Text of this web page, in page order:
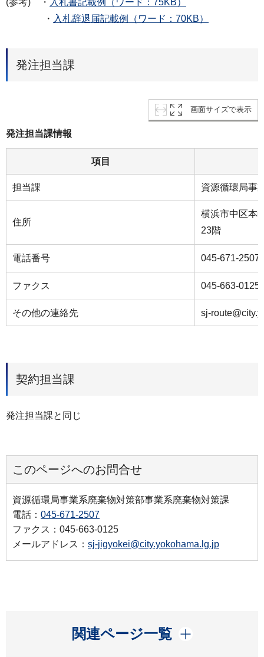
・ 入札辞退届記載例（ワード：70KB）
発注担当課
画面サイズで表示
発注担当課情報
項目
担当課 資源循環局事
住所
横浜市中区本
23階
電話番号 045-671-2507
ファクス 045-663-0125
その他の連絡先 sj-
契約担当課
発注担当課と同じ
このページへのお問合せ
資源循環局事業系廃棄物対策部事業系廃棄物対策課
電話： 045-671-2507
ファクス：045-663-0125
メールアドレス： sj-jigyokei@city.yokohama.lg.jp
関連ページ一覧
開く